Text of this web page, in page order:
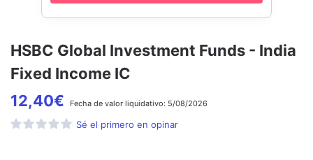
HSBC Global Investment Funds - India
Fixed Income IC
12,40€ Fecha de valor liquidativo: 5/08/2026
Sé el primero en opinar